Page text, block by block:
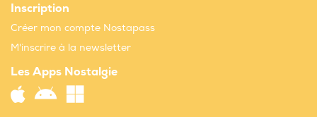
Inscription
Créer mon compte Nostapass
M'inscrire à la newsletter
Les Apps Nostalgie